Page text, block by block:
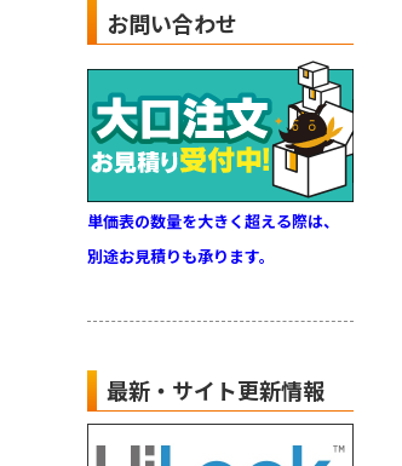
お問い合わせ
単価表の数量を大きく超える際は、
別途お見積りも承ります。
最新・サイト更新情報